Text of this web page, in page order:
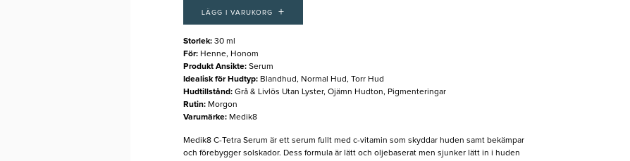
LÄGG I VARUKORG +
Storlek: 30 ml
För: Henne, Honom
Produkt Ansikte: Serum
Idealisk för Hudtyp: Blandhud, Normal Hud, Torr Hud
Hudtillstånd: Grå & Livlös Utan Lyster, Ojämn Hudton, Pigmenteringar
Rutin: Morgon
Varumärke: Medik8
Medik8 C-Tetra Serum är ett serum fullt med c-vitamin som skyddar huden samt bekämpar
och förebygger solskador. Dess formula är lätt och oljebaserat men sjunker lätt in i huden